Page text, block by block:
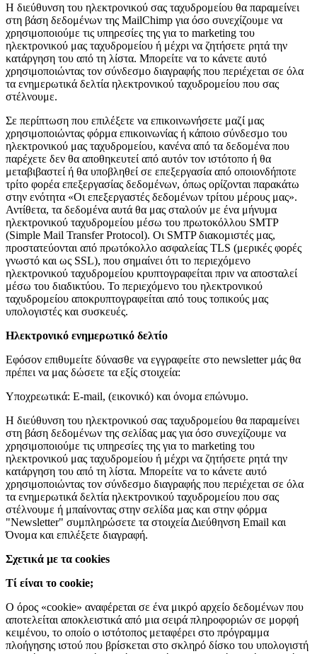
Η διεύθυνση του ηλεκτρονικού σας ταχυδρομείου θα παραμείνει
στη βάση δεδομένων της MailChimp για όσο συνεχίζουμε να
χρησιμοποιούμε τις υπηρεσίες της για το marketing του
ηλεκτρονικού μας ταχυδρομείου ή μέχρι να ζητήσετε ρητά την
κατάργηση του από τη λίστα. Μπορείτε να το κάνετε αυτό
χρησιμοποιώντας τον σύνδεσμο διαγραφής που περιέχεται σε όλα
τα ενημερωτικά δελτία ηλεκτρονικού ταχυδρομείου που σας
στέλνουμε.
Σε περίπτωση που επιλέξετε να επικοινωνήσετε μαζί μας
χρησιμοποιώντας φόρμα επικοινωνίας ή κάποιο σύνδεσμο του
ηλεκτρονικού μας ταχυδρομείου, κανένα από τα δεδομένα που
παρέχετε δεν θα αποθηκευτεί από αυτόν τον ιστότοπο ή θα
μεταβιβαστεί ή θα υποβληθεί σε επεξεργασία από οποιονδήποτε
τρίτο φορέα επεξεργασίας δεδομένων, όπως ορίζονται παρακάτω
στην ενότητα «Οι επεξεργαστές δεδομένων τρίτου μέρους μας».
Αντίθετα, τα δεδομένα αυτά θα μας σταλούν με ένα μήνυμα
ηλεκτρονικού ταχυδρομείου μέσω του πρωτοκόλλου SMTP
(Simple Mail Transfer Protocol). Οι SMTP διακομιστές μας,
προστατεύονται από πρωτόκολλο ασφαλείας TLS (μερικές φορές
γνωστό και ως SSL), που σημαίνει ότι το περιεχόμενο
ηλεκτρονικού ταχυδρομείου κρυπτογραφείται πριν να αποσταλεί
μέσω του διαδικτύου. Το περιεχόμενο του ηλεκτρονικού
ταχυδρομείου αποκρυπτογραφείται από τους τοπικούς μας
υπολογιστές και συσκευές.
Ηλεκτρονικό ενημερωτικό δελτίο
Εφόσον επιθυμείτε δύνασθε να εγγραφείτε στο newsletter μάς θα
πρέπει να μας δώσετε τα εξίς στοιχεία:
Υποχρεωτικά: Ε-mail, (εικονικό) και όνομα επώνυμο.
Η διεύθυνση του ηλεκτρονικού σας ταχυδρομείου θα παραμείνει
στη βάση δεδομένων της σελίδας μας για όσο συνεχίζουμε να
χρησιμοποιούμε τις υπηρεσίες της για το marketing του
ηλεκτρονικού μας ταχυδρομείου ή μέχρι να ζητήσετε ρητά την
κατάργηση του από τη λίστα. Μπορείτε να το κάνετε αυτό
χρησιμοποιώντας τον σύνδεσμο διαγραφής που περιέχεται σε όλα
τα ενημερωτικά δελτία ηλεκτρονικού ταχυδρομείου που σας
στέλνουμε ή μπαίνοντας στην σελίδα μας και στην φόρμα
"Newsletter" συμπληρώσετε τα στοιχεία Διεύθηνση Email και
Όνομα και επιλέξετε διαγραφή.
Σχετικά με τα cookies
Τί είναι το cookie;
Ο όρος «cookie» αναφέρεται σε ένα μικρό αρχείο δεδομένων που
αποτελείται αποκλειστικά από μια σειρά πληροφοριών σε μορφή
κειμένου, το οποίο ο ιστότοπος μεταφέρει στο πρόγραμμα
πλοήγησης ιστού που βρίσκεται στο σκληρό δίσκο του υπολογιστή